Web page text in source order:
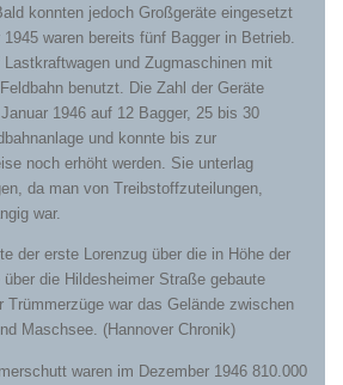
konnten jedoch Großgeräte eingesetzt
waren bereits fünf Bagger in Betrieb.
und Zugmaschinen mit
benutzt. Die Zahl der Geräte
1946 auf 12 Bagger, 25 bis 30
und konnte bis zur
noch erhöht werden. Sie unterlag
da man von Treibstoffzuteilungen,
war.
der erste Lorenzug über die in Höhe der
über die Hildesheimer Straße gebaute
Trümmerzüge war das Gelände zwischen
Maschsee. (Hannover Chronik)
waren im Dezember 1946 810.000